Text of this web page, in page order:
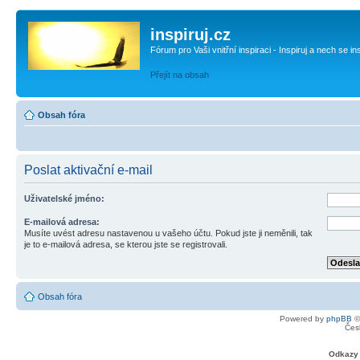
inspiruj.cz
Fórum pro Vaši vnitřní inspiraci - Inspiruj a nech se
Přejít na obsah
Obsah fóra
Poslat aktivační e-mail
Uživatelské jméno:
E-mailová adresa:
Musíte uvést adresu nastavenou u vašeho účtu. Pokud jste ji neměnili, tak
je to e-mailová adresa, se kterou jste se registrovali.
Obsah fóra
Powered by phpBB